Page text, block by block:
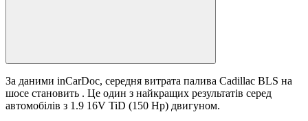
За даними inCarDoc, середня витрата палива Cadillac BLS на
шосе становить . Це один з найкращих результатів серед
автомобілів з 1.9 16V TiD (150 Hp) двигуном.